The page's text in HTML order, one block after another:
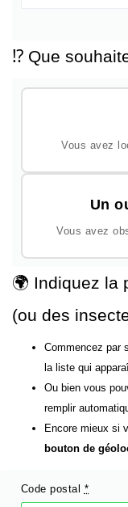
⁉️ Que
Vous avez
Un
Vous avez
🌍 Indiquez la
(ou des
Commencez par
la liste qui
Ou bien vous
remplir
Encore mieux si
bouton de
Code postal *